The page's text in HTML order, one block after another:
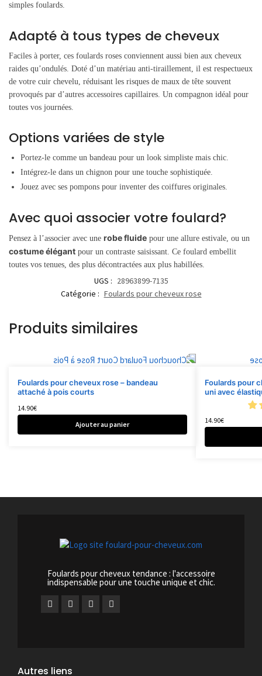
simples foulards.
Adapté à tous types de cheveux
Faciles à porter, ces foulards roses conviennent aussi bien aux cheveux
raides qu’ondulés. Doté d’un matériau anti-tiraillement, il est respectueux
de votre cuir chevelu, réduisant les risques de maux de tête souvent
provoqués par d’autres accessoires capillaires. Un compagnon idéal pour
toutes vos journées.
Options variées de style
Portez-le comme un bandeau pour un look simpliste mais chic.
Intégrez-le dans un chignon pour une touche sophistiquée.
Jouez avec ses pompons pour inventer des coiffures originales.
Avec quoi associer votre foulard?
Pensez à l’associer avec une robe fluide pour une allure estivale, ou un
costume élégant pour un contraste saisissant. Ce foulard embellit
toutes vos tenues, des plus décontractées aux plus habillées.
UGS : 28963899-7135
Catégorie : Foulards pour cheveux rose
Produits similaires
Foulards pour cheveux rose – bandeau
attaché à pois courts
14.90€
Ajouter au panier
Foulards pour
uni avec
14.90€
Foulards pour cheveux tendance : l'accessoire
indispensable pour une touche unique et chic.
Autres liens